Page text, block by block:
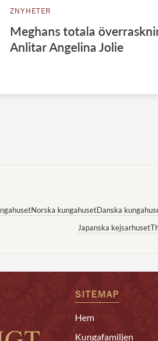
ZNYHETER
Meghans totala
Anlitar Angelina Jolie
Norska kungahusetDanska
Japanska kejsarhuset
SITEMAP
Hem
Kungafamiljen